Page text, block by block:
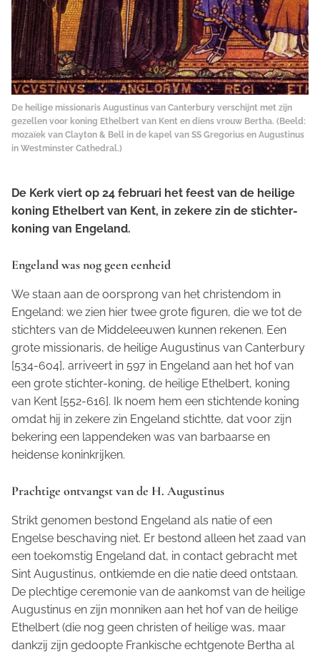
De heilige missionaris Augustinus van Canterbury verschijnt met zijn
gezellen voor koning Ethelbert van Kent en diens vrouw Bertha. (Beeld:
mozaïek van Clayton & Bell in de kapel van SS Gregorius en Augustinus
in Westminster Cathedral.)
De Kerk viert op 24 februari het feest van de heilige
koning Ethelbert van Kent, in zekere zin de stichter-
koning van Engeland.
Engeland was nog geen eenheid
We staan aan de oorsprong van het christendom in
Engeland: we zien hier twee grote figuren, die we tot de
stichters van de Middeleeuwen kunnen rekenen. Een
grote missionaris, de heilige Augustinus van Canterbury
[534-604], arriveert in 597 in Engeland aan het hof van
een grote stichter-koning, de heilige Ethelbert, koning
van Kent [552-616]. Ik noem hem een stichtende koning
omdat hij in zekere zin Engeland stichtte, dat voor zijn
bekering een lappendeken was van barbaarse en
heidense koninkrijken.
Prachtige ontvangst van de H. Augustinus
Strikt genomen bestond Engeland als natie of een
Engelse beschaving niet. Er bestond alleen het zaad van
een toekomstig Engeland dat, in contact gebracht met
Sint Augustinus, ontkiemde en die natie deed ontstaan.
De plechtige ceremonie van de aankomst van de heilige
Augustinus en zijn monniken aan het hof van de heilige
Ethelbert (die nog geen christen of heilige was, maar
dankzij zijn gedoopte Frankische echtgenote Bertha al